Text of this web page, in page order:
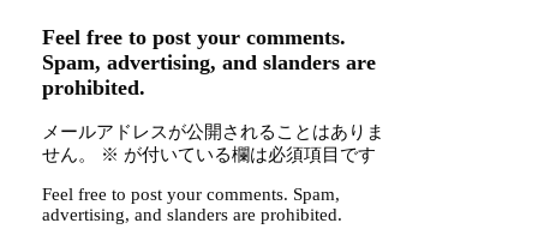
Feel free to post your comments.
Spam, advertising, and slanders are
prohibited.
メールアドレスが公開されることはありま
せん。
※ が付いている欄は必須項目です
Feel free to post your comments. Spam,
advertising, and slanders are prohibited.